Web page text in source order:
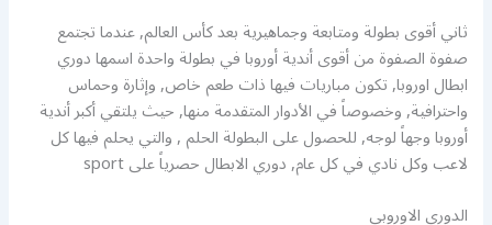
ثاني أقوى بطولة ومتابعة وجماهيرية بعد كأس العالم, عندما تجتمع
صفوة الصفوة من أقوى أندية أوروبا في بطولة واحدة اسمها دوري
ابطال اوروبا, تكون مباريات فيها ذات طعم خاص, وإثارة وحماس
واحترافية, وخصوصاً في الأدوار المتقدمة منها, حيث يلتقي أكبر أندية
أوروبا وجهاً لوجه, للحصول على البطولة الحلم , والتي يحلم فيها كل
لاعب وكل نادي في كل عام, دوري الابطال حصرياً على sport
الدوري الاوروبي